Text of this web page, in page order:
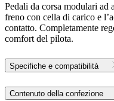
Pedali da corsa modulari
freno con cella di carico e
contatto. Completamente
comfort del pilota.
Specifiche e compatibilità
Contenuto della confezione